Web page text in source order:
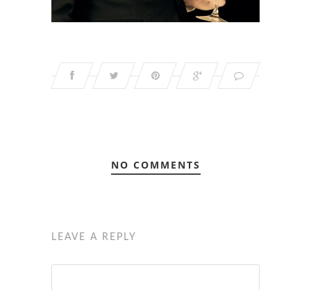
NO COMMENTS
LEAVE A REPLY